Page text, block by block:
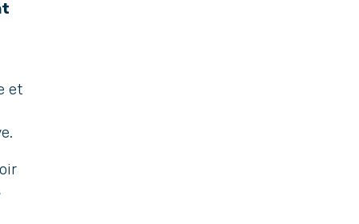
et